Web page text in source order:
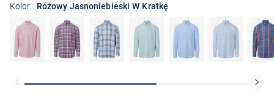
Kolor: Różowy Jasnoniebieski W Kratkę